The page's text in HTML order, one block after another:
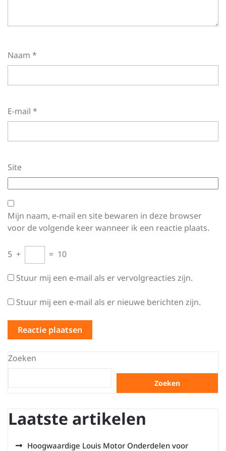
Naam *
E-mail *
Site
Mijn naam, e-mail en site bewaren in deze browser
voor de volgende keer wanneer ik een reactie plaats.
5 + = 10
Stuur mij een e-mail als er vervolgreacties zijn.
Stuur mij een e-mail als er nieuwe berichten zijn.
Zoeken
Zoeken
Laatste artikelen
Hoogwaardige Louis Motor Onderdelen voor